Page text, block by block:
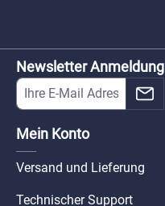
Newsletter Anmeldung
Mein Konto
Versand und Lieferung
Technischer Support